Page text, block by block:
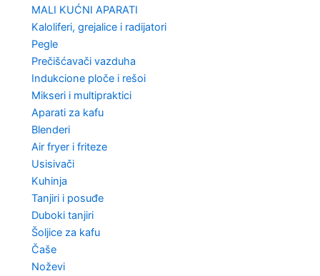
MALI KUĆNI APARATI
Kaloliferi, grejalice i radijatori
Pegle
Prečišćavači vazduha
Indukcione ploče i rešoi
Mikseri i multipraktici
Aparati za kafu
Blenderi
Air fryer i friteze
Usisivači
Kuhinja
Tanjiri i posuđe
Duboki tanjiri
Šoljice za kafu
Čaše
Noževi